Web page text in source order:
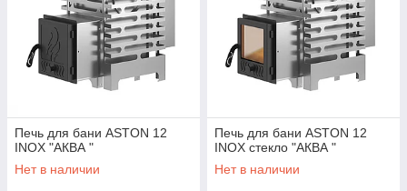
Печь для бани ASTON 12
INOX "АКВА "
Нет в наличии
Печь для бани ASTON 12
INOX стекло "АКВА "
Нет в наличии